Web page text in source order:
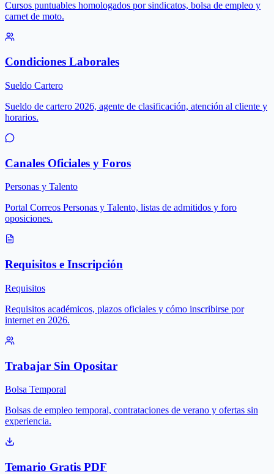
Cursos puntuables homologados por sindicatos, bolsa de empleo y
carnet de moto.
Condiciones Laborales
Sueldo Cartero
Sueldo de cartero 2026, agente de clasificación, atención al cliente y
horarios.
Canales Oficiales y Foros
Personas y Talento
Portal Correos Personas y Talento, listas de admitidos y foro
oposiciones.
Requisitos e Inscripción
Requisitos
Requisitos académicos, plazos oficiales y cómo inscribirse por
internet en 2026.
Trabajar Sin Opositar
Bolsa Temporal
Bolsas de empleo temporal, contrataciones de verano y ofertas sin
experiencia.
Temario Gratis PDF